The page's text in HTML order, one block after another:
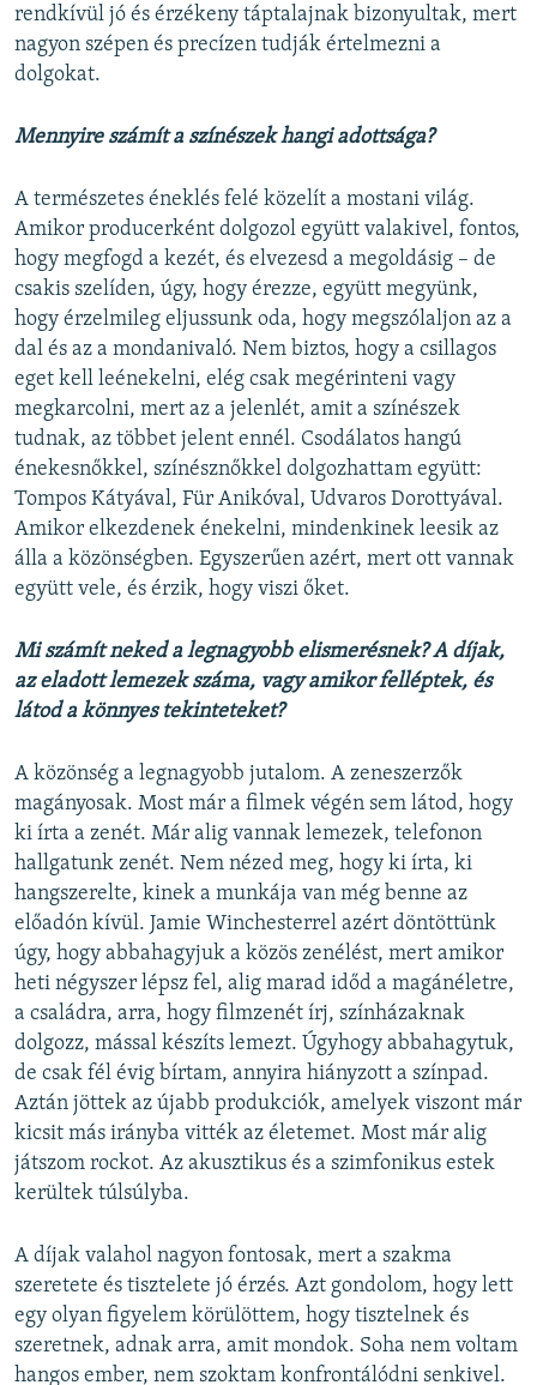
rendkívül jó és érzékeny táptalajnak bizonyultak, mert
nagyon szépen és precízen tudják értelmezni a
dolgokat.
Mennyire számít a színészek hangi adottsága?
A természetes éneklés felé közelít a mostani világ.
Amikor producerként dolgozol együtt valakivel, fontos,
hogy megfogd a kezét, és elvezesd a megoldásig – de
csakis szelíden, úgy, hogy érezze, együtt megyünk,
hogy érzelmileg eljussunk oda, hogy megszólaljon az a
dal és az a mondanivaló. Nem biztos, hogy a csillagos
eget kell leénekelni, elég csak megérinteni vagy
megkarcolni, mert az a jelenlét, amit a színészek
tudnak, az többet jelent ennél. Csodálatos hangú
énekesnőkkel, színésznőkkel dolgozhattam együtt:
Tompos Kátyával, Für Anikóval, Udvaros Dorottyával.
Amikor elkezdenek énekelni, mindenkinek leesik az
álla a közönségben. Egyszerűen azért, mert ott vannak
együtt vele, és érzik, hogy viszi őket.
Mi számít neked a legnagyobb elismerésnek? A díjak,
az eladott lemezek száma, vagy amikor felléptek, és
látod a könnyes tekinteteket?
A közönség a legnagyobb jutalom. A zeneszerzők
magányosak. Most már a filmek végén sem látod, hogy
ki írta a zenét. Már alig vannak lemezek, telefonon
hallgatunk zenét. Nem nézed meg, hogy ki írta, ki
hangszerelte, kinek a munkája van még benne az
előadón kívül. Jamie Winchesterrel azért döntöttünk
úgy, hogy abbahagyjuk a közös zenélést, mert amikor
heti négyszer lépsz fel, alig marad időd a magánéletre,
a családra, arra, hogy filmzenét írj, színházaknak
dolgozz, mással készíts lemezt. Úgyhogy abbahagytuk,
de csak fél évig bírtam, annyira hiányzott a színpad.
Aztán jöttek az újabb produkciók, amelyek viszont már
kicsit más irányba vitték az életemet. Most már alig
játszom rockot. Az akusztikus és a szimfonikus estek
kerültek túlsúlyba.
A díjak valahol nagyon fontosak, mert a szakma
szeretete és tisztelete jó érzés. Azt gondolom, hogy lett
egy olyan figyelem körülöttem, hogy tisztelnek és
szeretnek, adnak arra, amit mondok. Soha nem voltam
hangos ember, nem szoktam konfrontálódni senkivel.